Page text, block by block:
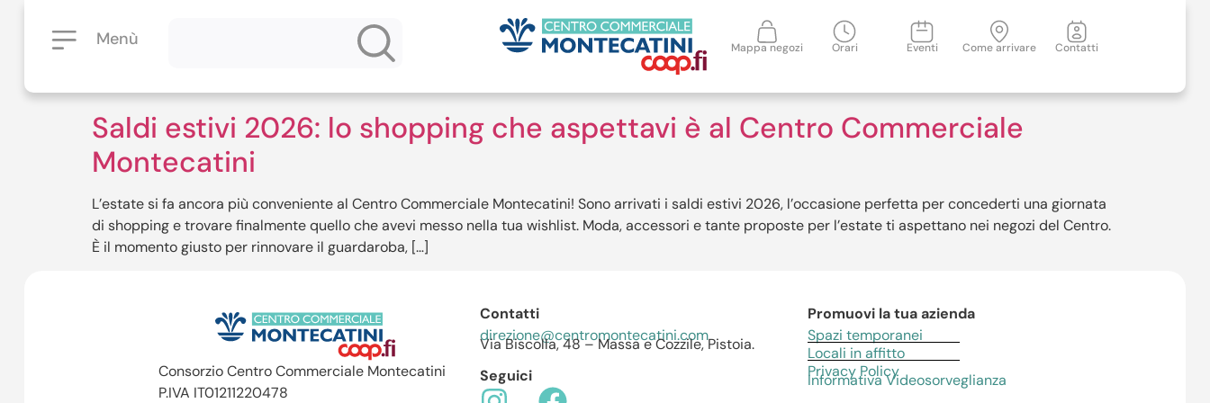
Menù Mappa negozi Orari Eventi Come arrivare Contatti
Saldi estivi 2026: lo shopping che aspettavi è al Centro Commerciale
Montecatini
L’estate si fa ancora più conveniente al Centro Commerciale Montecatini! Sono arrivati i saldi estivi 2026, l’occasione perfetta per concederti una giornata
di shopping e trovare finalmente quello che avevi messo nella tua wishlist. Moda, accessori e tante proposte per l’estate ti aspettano nei negozi del Centro.
È il momento giusto per rinnovare il guardaroba, […]
Consorzio Centro Commerciale Montecatini
P.IVA IT01211220478
Contatti
direzione@centromontecatini.com
Via Biscolla, 48 – Massa e Cozzile, Pistoia.
Seguici
Promuovi la tua azienda
Spazi temporanei
Locali in affitto
Privacy Policy
Informativa Videosorveglianza